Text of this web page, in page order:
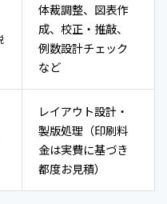
体裁調整、図表作
成、校正・推敲、
例数設計チェック
など
レイアウト設計・
製版処理（印刷料
金は実費に基づき
都度お見積）